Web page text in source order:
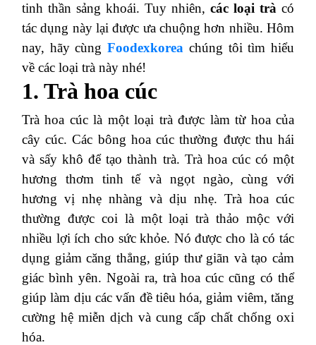
tinh thần sảng khoái. Tuy nhiên, các loại trà có
tác dụng này lại được ưa chuộng hơn nhiều. Hôm
nay, hãy cùngFoodexkorea chúng tôi tìm hiểu
về các loại trà này nhé!
1. Trà hoa cúc
Trà hoa cúc là một loại trà được làm từ hoa của
cây cúc. Các bông hoa cúc thường được thu hái
và sấy khô để tạo thành trà. Trà hoa cúc có một
hương thơm tinh tế và ngọt ngào, cùng với
hương vị nhẹ nhàng và dịu nhẹ. Trà hoa cúc
thường được coi là một loại trà thảo mộc với
nhiều lợi ích cho sức khỏe. Nó được cho là có tác
dụng giảm căng thẳng, giúp thư giãn và tạo cảm
giác bình yên. Ngoài ra, trà hoa cúc cũng có thể
giúp làm dịu các vấn đề tiêu hóa, giảm viêm, tăng
cường hệ miễn dịch và cung cấp chất chống oxi
hóa.